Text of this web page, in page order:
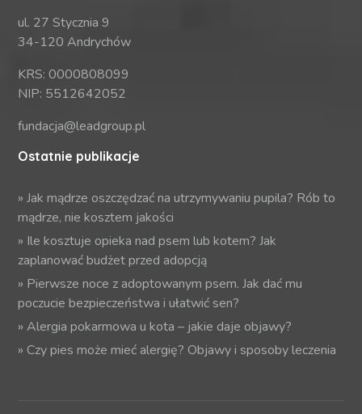
ul. 27 Stycznia 9
34-120 Andrychów
KRS: 0000808099
NIP: 5512642052
fundacja@leadgroup.pl
Ostatnie publikacje
»Jak mądrze oszczędzać na utrzymywaniu pupila? Rób to
mądrze, nie kosztem jakości
» Ile kosztuje opieka nad psem lub kotem? Jak
zaplanować budżet przed adopcją
» Pierwsze noce z adoptowanym psem. Jak dać mu
poczucie bezpieczeństwa i ułatwić sen?
»Alergia pokarmowa u kota – jakie daje objawy?
»Czy pies może mieć alergię? Objawy i sposoby leczenia